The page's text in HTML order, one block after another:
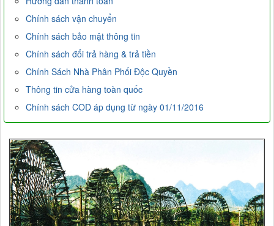
Chính sách vận chuyển
Chính sách bảo mật thông tin
Chính sách đổi trả hàng & trả tiền
Chính Sách Nhà Phân Phối Độc Quyền
Thông tin cửa hàng toàn quốc
Chính sách COD áp dụng từ ngày 01/11/2016